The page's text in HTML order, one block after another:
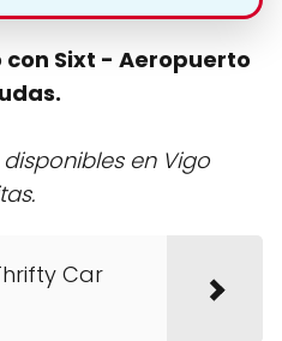
Sixt - Aeropuerto
en Vigo
Car